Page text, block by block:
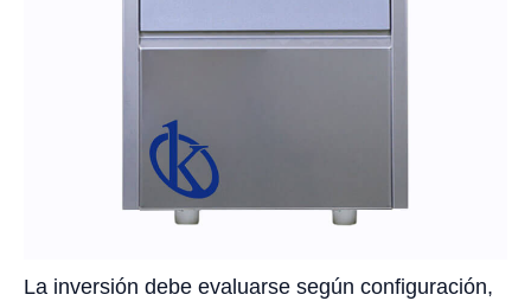
La inversión debe evaluarse según configuración,